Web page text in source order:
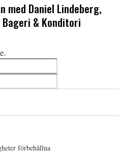
med Daniel Lindeberg,
& Konditori
förbehållna